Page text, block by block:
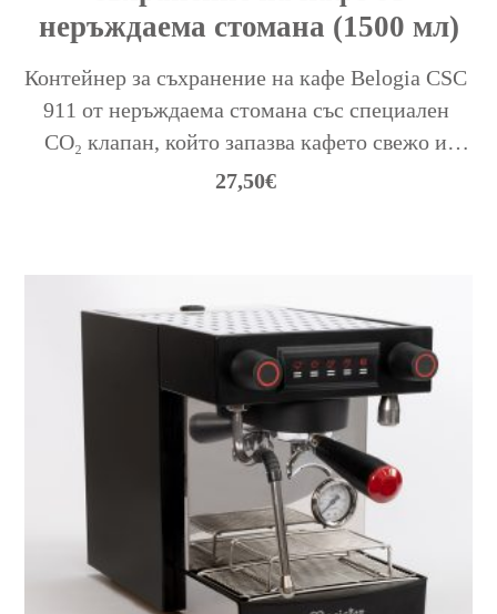
неръждаема стомана (1500 мл)
Контейнер за съхранение на кафе Belogia CSC
911 от неръждаема стомана със специален
CO₂ клапан, който запазва кафето свежо и
съхранява напълно неговите аромати и
27,50€